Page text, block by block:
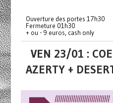
Ouverture des portes 17h30
Fermeture 01h30
+ ou - 9 euros, cash only
VEN 23/01 :
AZERTY +